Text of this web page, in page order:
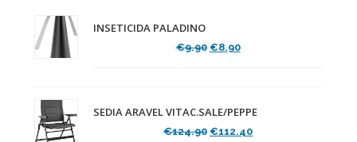
INSETICIDA PALADINO
€9.90 Il
€9.90.
€8.90Il
€8.90.
SEDIA ARAVEL VITAC.SALE/PEPPE
€124.90 Il
€112.40Il